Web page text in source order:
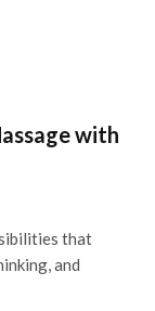
with
that
and